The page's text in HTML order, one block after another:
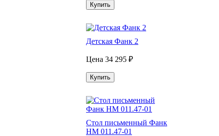
Купить
Детская Фанк 2
Цена 34 295 ₽
Купить
Стол письменный Фанк
НМ 011.47-01